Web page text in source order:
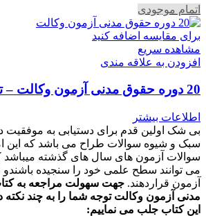
اتمام موجودی
برای مقایسه اضافه کنید
مشاهده سریع
افزودن به علاقه مندی
20 دوره حقوق مدنی آزمون وکالت – تجارت
اطلاعات بیشتر
بی شک اولین قدم برای دستیابی به موفقیت
سبک و شیوه سوالات طراح می باشد که این
سوالات آزمون های سال های گذشته میباشد
می توانند سطح علمی خود را سنجیده
آزمون قراردهند.
مدنی آزمون وکالت توجه شما را به چند
این کتاب جلب می نماییم: